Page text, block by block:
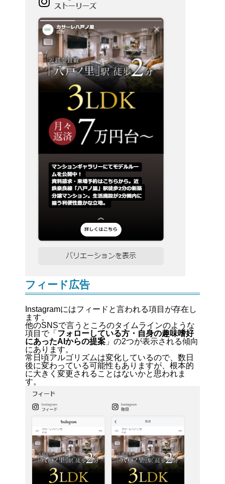
フィード広告
Instagramにはフィードと言われる項目が存在し
ます。
他のSNSで言うところのタイムラインのような
項目で「 フォローしている方・自身の趣味嗜好
にあったAIからの提案 」の2つが表示される傾向
にあります。
常日頃アルゴリズムは変化しているので、数日
後に変わっている可能性もありますが、根本的
に大きく変更されることはないかと思われま
す。